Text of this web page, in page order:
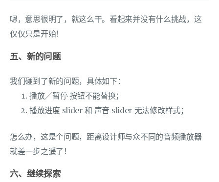
嗯，意思很明了，就这么干。看起来并没有什么挑战，这
仅仅只是开始！
五、新的问题
我们碰到了新的问题，具体如下：
播放／暂停 按钮不能替换；
播放进度 slider 和 声音 slider 无法修改样式；
怎么办，这是个问题，距离设计师与众不同的音频播放器
就差一步之遥了！
六、继续探索